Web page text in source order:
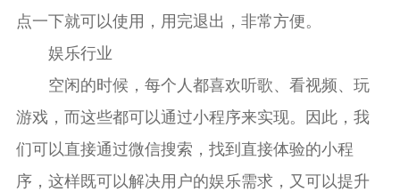
点一下就可以使用，用完退出，非常方便。
娱乐行业
空闲的时候，每个人都喜欢听歌、看视频、玩
游戏，而这些都可以通过小程序来实现。因此，我
们可以直接通过微信搜索，找到直接体验的小程
序，这样既可以解决用户的娱乐需求，又可以提升